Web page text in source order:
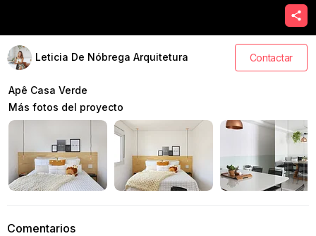
Leticia De Nóbrega Arquitetura Contactar
Apê Casa Verde
Más fotos del proyecto
Comentarios